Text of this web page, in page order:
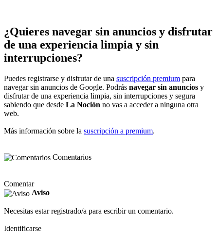
¿Quieres navegar sin anuncios y disfrutar
de una experiencia limpia y sin
interrupciones?
Puedes registrarse y disfrutar de una suscripción premium para
navegar sin anuncios de Google. Podrás navegar sin anuncios y
disfrutar de una experiencia limpia, sin interrupciones y segura
sabiendo que desde La Noción no vas a acceder a ninguna otra
web.
Más información sobre la suscripción a premium.
Comentarios
Comentar
Aviso
Necesitas estar registrado/a para escribir un comentario.
Identificarse